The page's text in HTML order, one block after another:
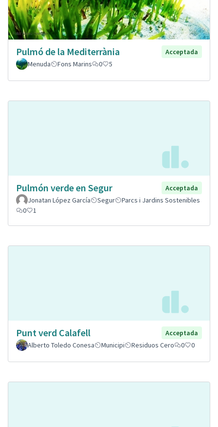
Pulmó de la Mediterrània
Acceptada
Menuda
Fons Marins 0 5
Pulmón verde en Segur
Acceptada
Jonatan López García
Segur
Parcs i Jardins Sostenibles
0
1
Punt verd Calafell
Acceptada
Alberto Toledo Conesa
Municipi Residuos Cero 0 0